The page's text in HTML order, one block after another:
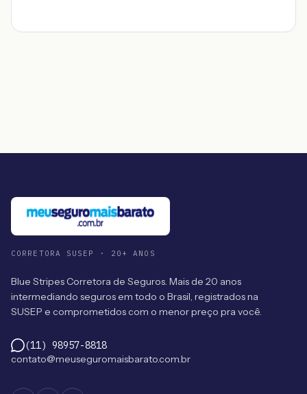
CORRETORA SUSEP · 20+ ANOS
Blue Stripes Corretora de Seguros. Mais de 20 anos
intermediando seguros em todo o Brasil, registrados na
SUSEP e comprometidos com o menor preço pra você.
(11) 98957-8818
contato@meuseguromaisbarato.com.br